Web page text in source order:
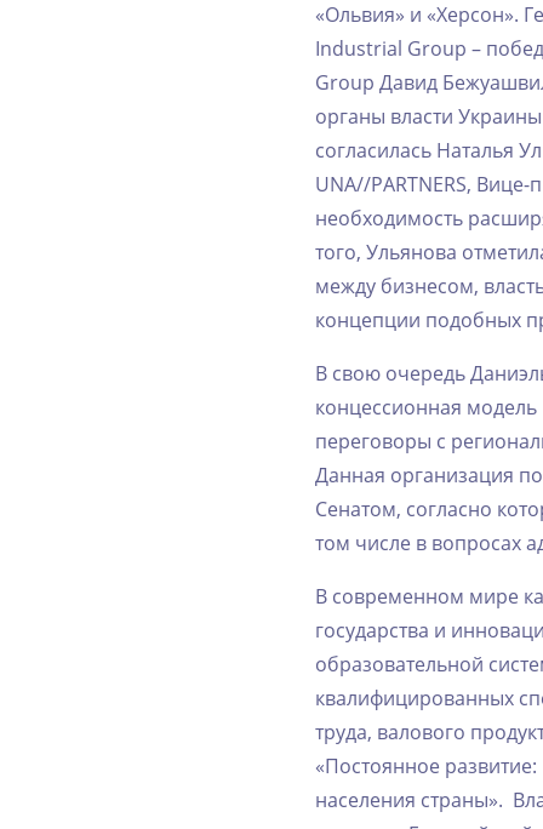
‌«Ольвия»‌ ‌и‌ ‌«Херсон».‌
‌Industrial‌ ‌Group‌ ‌–‌
‌Group‌ ‌Давид‌
‌органы‌ ‌власти‌
‌согласилась‌ ‌Наталья‌
‌UNA//PARTNERS,‌
‌необходимость‌
‌того,‌ ‌Ульянова‌
‌между‌ ‌бизнесом,‌
‌концепции‌ ‌подобных‌
В‌ ‌свою‌ ‌очередь‌
‌концессионная‌ ‌модель‌
‌переговоры‌ ‌с‌
‌Данная‌ ‌организация‌
‌Сенатом,‌ ‌согласно‌
‌том‌ ‌числе‌ ‌в‌ ‌вопросах‌
В‌ ‌современном‌ ‌мире‌
‌государства‌ ‌и‌
‌образовательной‌
‌квалифицированных‌
‌труда,‌ ‌валового‌
‌«Постоянное‌
‌населения‌ ‌страны».‌